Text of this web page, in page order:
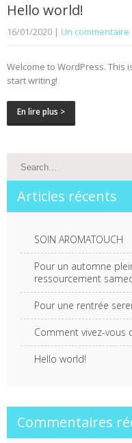
Hello world!
16/01/2020 | Un commentaire
Welcome to WordPress. This
start writing!
En lire plus >
Articles récents
SOIN AROMATOUCH
Pour un automne
ressourcement
Pour une rentrée
Comment vivez-
Hello world!
Commentaires